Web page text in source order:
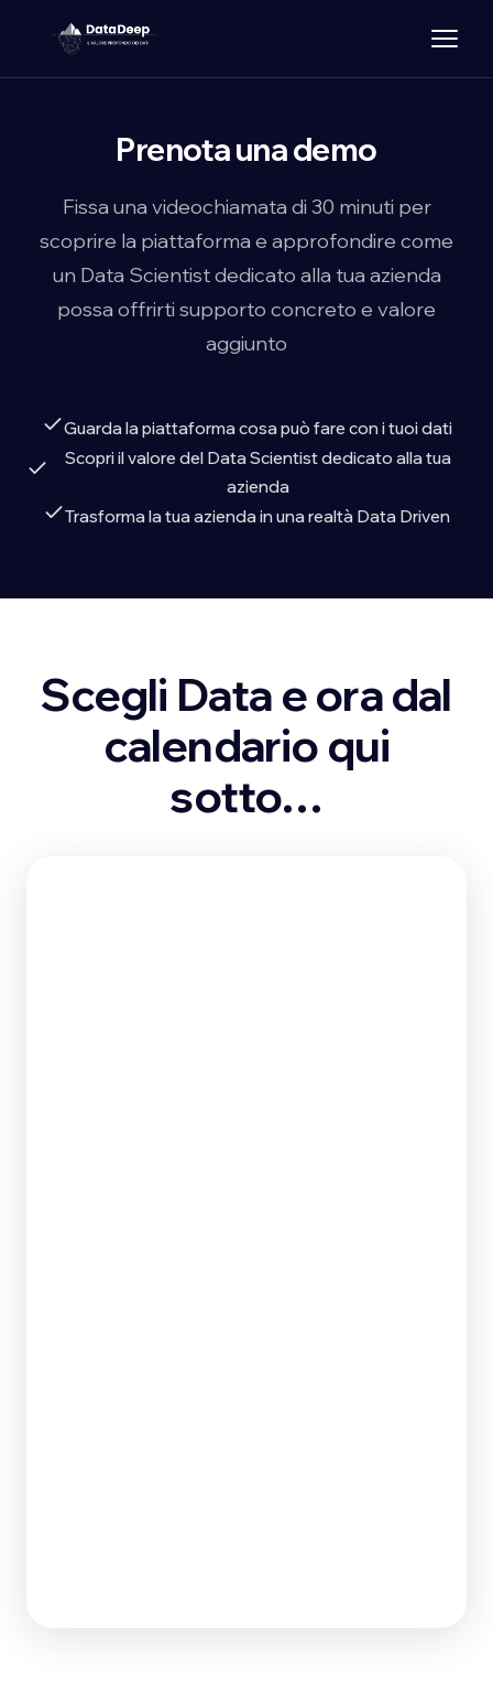
Prenota una demo
Fissa una videochiamata di 30 minuti per
scoprire la piattaforma e approfondire come
un Data Scientist dedicato alla tua azienda
possa offrirti supporto concreto e valore
aggiunto
Guarda la piattaforma cosa può fare con i tuoi dati
Scopri il valore del Data Scientist dedicato alla tua
azienda
Trasforma la tua azienda in una realtà Data Driven
Scegli Data e ora dal
calendario qui
sotto…